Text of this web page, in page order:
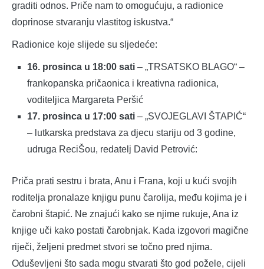
graditi odnos. Priče nam to omogućuju, a radionice
doprinose stvaranju vlastitog iskustva.“
Radionice koje slijede su sljedeće:
16. prosinca u 18:00 sati– „TRSATSKO BLAGO“ –
frankopanska pričaonica i kreativna radionica,
voditeljica Margareta Peršić
17. prosinca u 17:00 sati– „SVOJEGLAVI ŠTAPIĆ“
– lutkarska predstava za djecu stariju od 3 godine,
udruga ReciŠou, redatelj David Petrović:
Priča prati sestru i brata, Anu i Frana, koji u kući svojih
roditelja pronalaze knjigu punu čarolija, među kojima je i
čarobni štapić. Ne znajući kako se njime rukuje, Ana iz
knjige uči kako postati čarobnjak. Kada izgovori magične
riječi, željeni predmet stvori se točno pred njima.
Oduševljeni što sada mogu stvarati što god požele, cijeli